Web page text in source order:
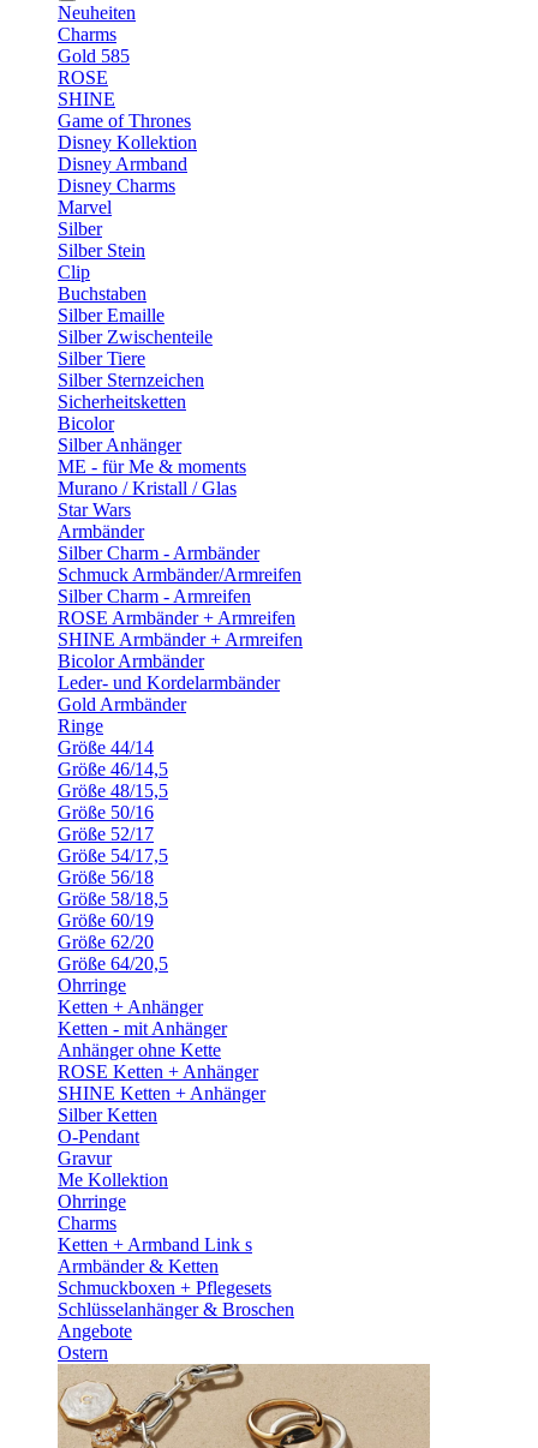
Neuheiten
Charms
Gold 585
ROSE
SHINE
Game of Thrones
Disney Kollektion
Disney Armband
Disney Charms
Marvel
Silber
Silber Stein
Clip
Buchstaben
Silber Emaille
Silber Zwischenteile
Silber Tiere
Silber Sternzeichen
Sicherheitsketten
Bicolor
Silber Anhänger
ME - für Me & moments
Murano / Kristall / Glas
Star Wars
Armbänder
Silber Charm - Armbänder
Schmuck Armbänder/Armreifen
Silber Charm - Armreifen
ROSE Armbänder + Armreifen
SHINE Armbänder + Armreifen
Bicolor Armbänder
Leder- und Kordelarmbänder
Gold Armbänder
Ringe
Größe 44/14
Größe 46/14,5
Größe 48/15,5
Größe 50/16
Größe 52/17
Größe 54/17,5
Größe 56/18
Größe 58/18,5
Größe 60/19
Größe 62/20
Größe 64/20,5
Ohrringe
Ketten + Anhänger
Ketten - mit Anhänger
Anhänger ohne Kette
ROSE Ketten + Anhänger
SHINE Ketten + Anhänger
Silber Ketten
O-Pendant
Gravur
Me Kollektion
Ohrringe
Charms
Ketten + Armband Link s
Armbänder & Ketten
Schmuckboxen + Pflegesets
Schlüsselanhänger & Broschen
Angebote
Ostern